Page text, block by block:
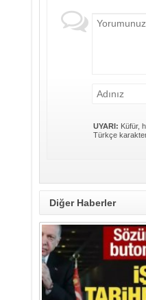
UYARI: Küfür,
Türkçe
Diğer Haberler